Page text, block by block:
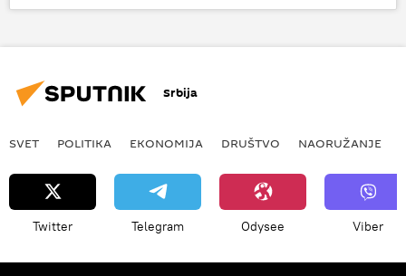
veto
Srebrenica
Srbija
SVET POLITIKA EKONOMIJA DRUŠTVO NAORUŽANJE
Twitter Telegram Odysee Viber